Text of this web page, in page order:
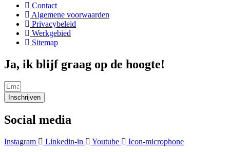
Contact
Algemene voorwaarden
Privacybeleid
Werkgebied
Sitemap
Ja, ik blijf graag op de hoogte!
Inschrijven
Social media
Instagram Linkedin-in Youtube Icon-microphone